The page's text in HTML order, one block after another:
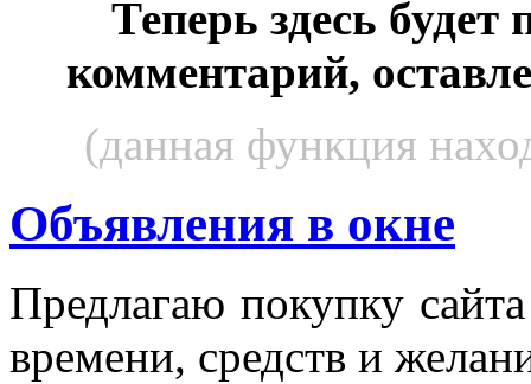
Теперь здесь будет
комментарий,
(данная функция
Объявления в окне
Пред­ла­гаю по­куп­ку
вре­мени, средств и